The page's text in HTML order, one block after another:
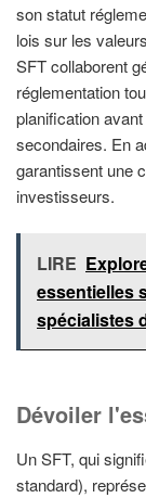
son statut
lois sur les
SFT collaborent
réglementation
planification
secondaires. En
garantissent une
investisseurs.
LIRE
essentielles
spécialistes
Dévoiler
Un SFT, qui
standard),